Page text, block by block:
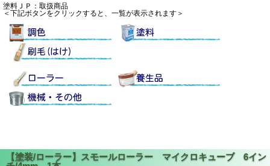
塗料ＪＰ：取扱商品
＜下記ボタンをクリックすると、一覧が表示されます＞